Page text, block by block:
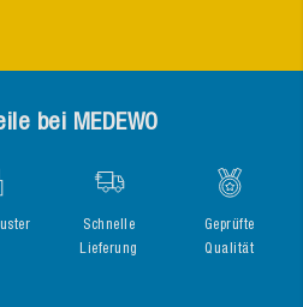
bei MEDEWO
Schnelle
Lieferung
Geprüfte
Qualität